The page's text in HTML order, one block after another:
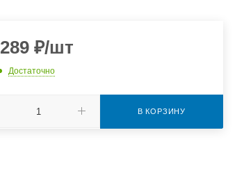
289₽/шт
Достаточно
В КОРЗИНУ